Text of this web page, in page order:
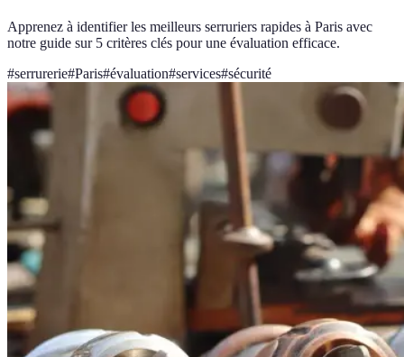
Apprenez à identifier les meilleurs serruriers rapides à Paris avec
notre guide sur 5 critères clés pour une évaluation efficace.
#serrurerie#Paris#évaluation#services#sécurité